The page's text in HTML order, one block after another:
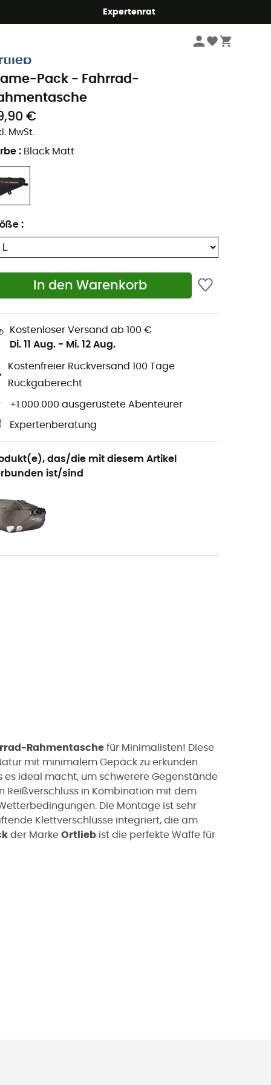
Expertenrat
Fahrrad-Rahmentaschen
Pack - Fahrrad-
€
MwSt.
: Black Matt
:
In den Warenkorb
Kostenloser Versand ab 100 €
Di. 11 Aug. - Mi. 12 Aug.
Kostenfreier Rückversand 100 Tage
Rückgaberecht
+1.000.000 ausgerüstete Abenteurer
Expertenberatung
das/die mit diesem Artikel
ist/sind
Rahmentasche für Minimalisten! Diese
mit minimalem Gepäck zu erkunden.
es ideal macht, um schwerere Gegenstände
Reißverschluss in Kombination mit dem
Die Montage ist sehr
Klettverschlüsse integriert, die am
der Marke Ortlieb ist die perfekte Waffe für